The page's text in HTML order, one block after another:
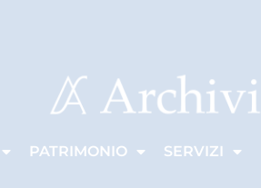
PATRIMONIO SERVIZI